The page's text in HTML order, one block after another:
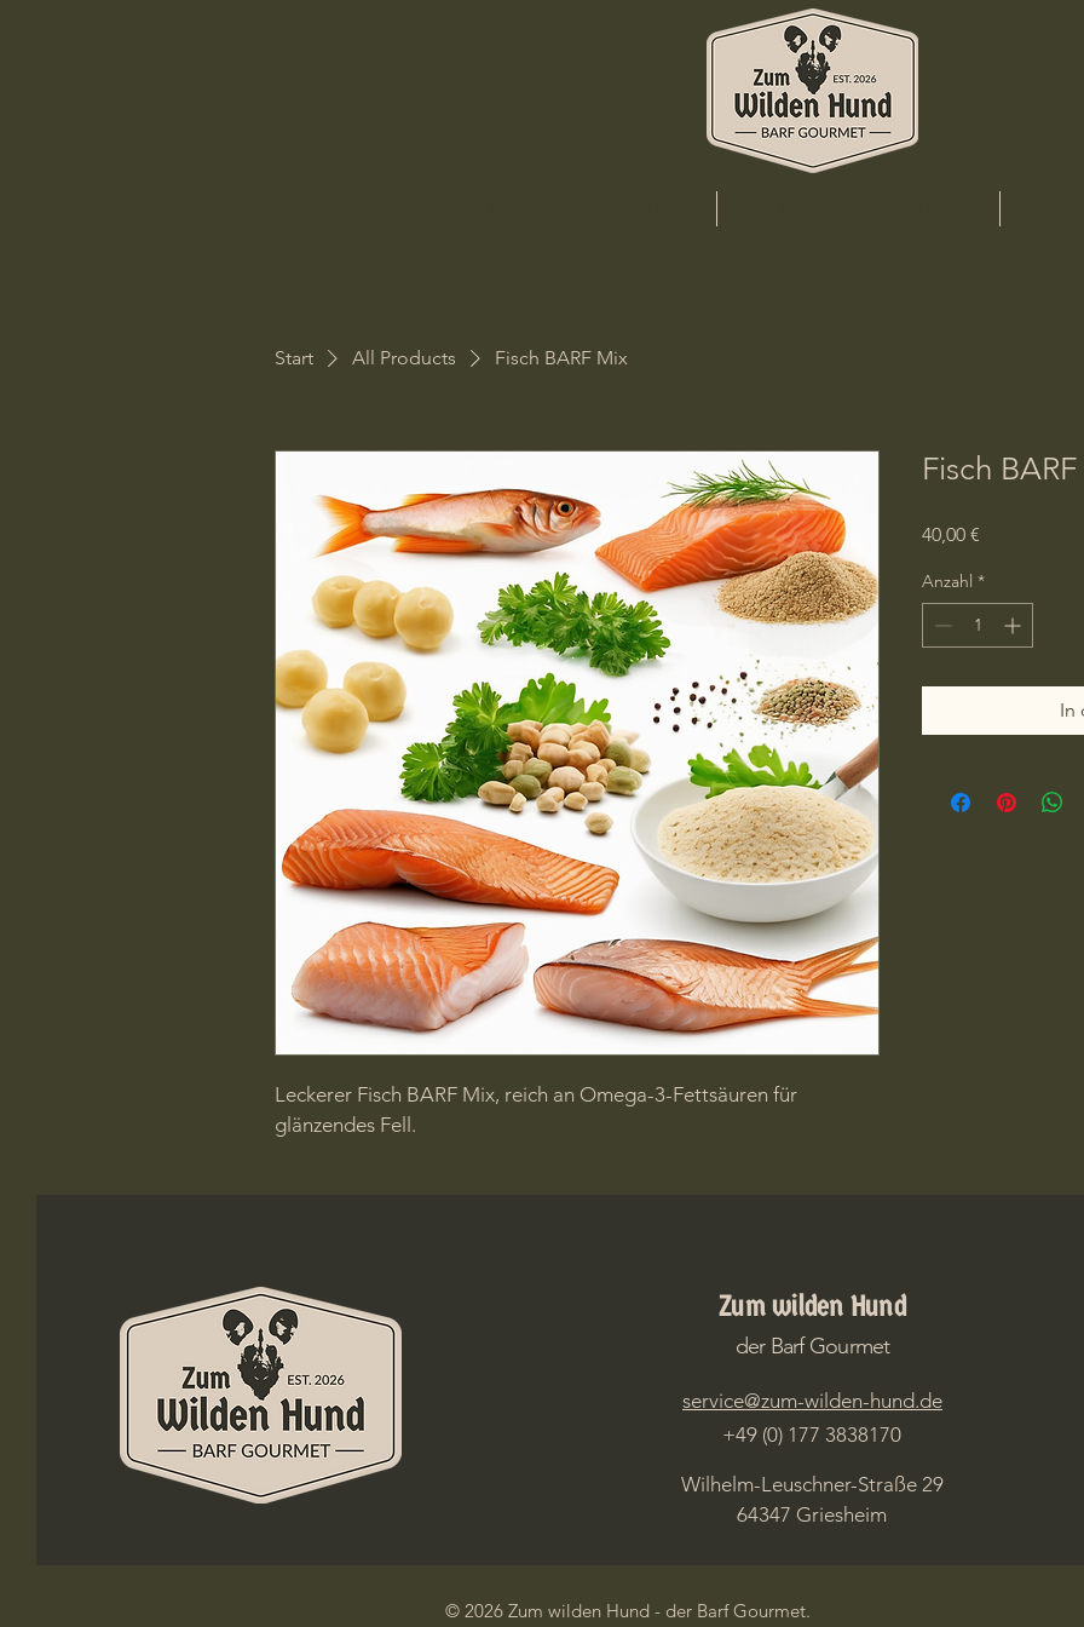
Start All Products Fisch BARF Mix
Leckerer Fisch BARF Mix, reich an Omega-3-Fettsäuren für
glänzendes Fell.
Fisch
40,00 €
Anzahl *
In
Zum wilden Hund
der Barf Gourmet
service@zum-wilden-hund.de
+49 (0) 177 3838170
Wilhelm-Leuschner-Straße 29
64347 Griesheim
© 2026 Zum wilden Hund - der Barf Gourmet.